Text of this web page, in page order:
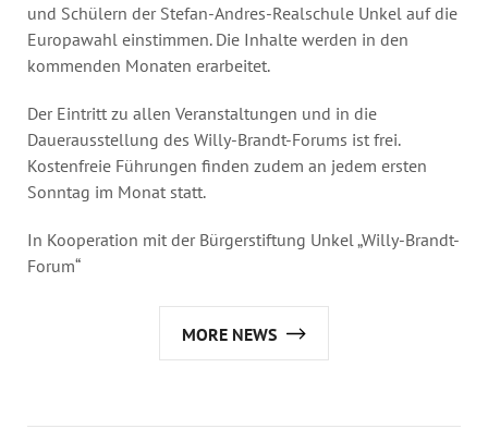
und Schülern der Stefan-Andres-Realschule Unkel auf die
Europawahl einstimmen. Die Inhalte werden in den
kommenden Monaten erarbeitet.
Der Eintritt zu allen Veranstaltungen und in die
Dauerausstellung des Willy-Brandt-Forums ist frei.
Kostenfreie Führungen finden zudem an jedem ersten
Sonntag im Monat statt.
In Kooperation mit der Bürgerstiftung Unkel „Willy-Brandt-
Forum“
MORE NEWS